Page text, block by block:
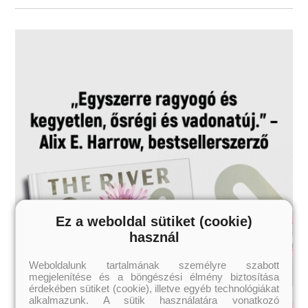
Ez a weboldal sütiket (cookie)
használ
Weboldalunk tartalmának személyre szabott
megjelenítése és a böngészési élmény biztosítása
érdekében sütiket (cookie), illetve egyéb technológiákat
alkalmazunk. A sütik használatára vonatkozó